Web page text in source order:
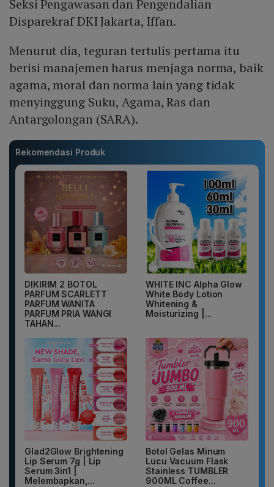
Seksi Pengawasan dan Pengendalian
Disparekraf DKI Jakarta, Iffan.
Menurut dia, teguran tertulis pertama itu
berisi manajemen harus menjaga norma, baik
agama, moral dan norma lain yang tidak
menyinggung Suku, Agama, Ras dan
Antargolongan (SARA).
Rekomendasi Produk
DIKIRIM 2 BOTOL
PARFUM SCARLETT
PARFUM WANITA
PARFUM PRIA WANGI
TAHAN...
WHITE INC Alpha Glow
White Body Lotion
Whitening &
Moisturizing |...
Glad2Glow Brightening
Lip Serum 7g | Lip
Serum 3in1 |
Melembapkan,...
Botol Gelas Minum
Lucu Vacuum Flask
Stainless TUMBLER
900ML Coffee...